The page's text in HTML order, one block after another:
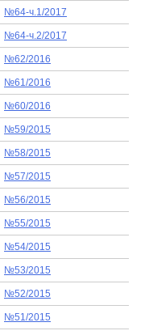
№64-ч.1/2017
№64-ч.2/2017
№62/2016
№61/2016
№60/2016
№59/2015
№58/2015
№57/2015
№56/2015
№55/2015
№54/2015
№53/2015
№52/2015
№51/2015